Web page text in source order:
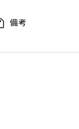
備考